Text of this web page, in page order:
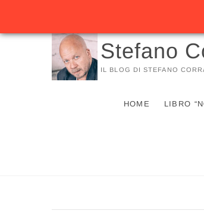
Vai
Stefano
IL BLOG DI STEFANO
HOME LIBRO